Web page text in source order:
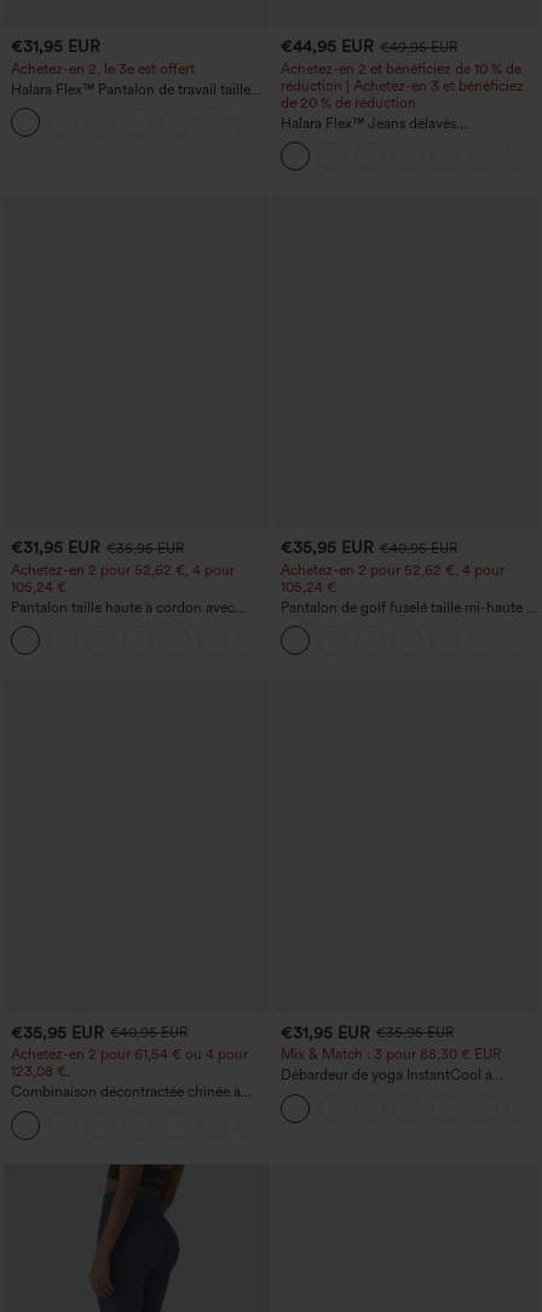
€31,95 EUR
Achetez-en 2, le 3e est offert
Halara Flex™ Pantalon de travail taille
haute avec poche latérale arrière et
légère coupe évasée
+13
€44,95 EUR €49,95 EUR
Achetez-en 2 et bénéficiez de 10 % de
réduction | Achetez-en 3 et bénéficiez
de 20 % de réduction
Halara Flex™ Jeans délavés
décontractés, coupe baggy à jambe
large, taille basse asymétrique, poches
zippées
€31,95 EUR €35,95 EUR
Achetez-en 2 pour 52,62 €, 4 pour
105,24 €
Pantalon taille haute à cordon avec
poches, jambe large et coupe ample,
style décontracté, effet lin
€35,95 EUR €40,95 EUR
Achetez-en 2 pour 52,62 €, 4 pour
105,24 €
Pantalon de golf fuselé taille mi-haute à
cordon, ourlet incurvé, séchage rapide,
avec poches — UPF40+
€35,95 EUR €40,95 EUR
Achetez-en 2 pour 61,54 € ou 4 pour
123,08 €.
Combinaison décontractée chinée à
bretelles réglables, fronces et jambes
larges, avec poches — facile comme
tout
€31,95 EUR €35,95 EUR
Mix & Match : 3 pour 88,30 € EUR
Débardeur de yoga InstantCool à
encolure en U et ourlet arrondi –
UPF50+